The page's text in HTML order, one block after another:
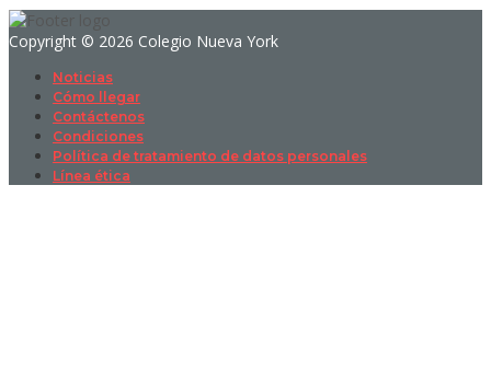
Copyright © 2026 Colegio Nueva York
Noticias
Cómo llegar
Contáctenos
Condiciones
Política de tratamiento de datos personales
Línea ética